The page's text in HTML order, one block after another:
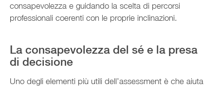
consapevolezza e guidando la scelta di percorsi
professionali coerenti con le proprie inclinazioni.
La consapevolezza del sé e la presa
di decisione
Uno degli elementi più utili dell’assessment è che aiuta